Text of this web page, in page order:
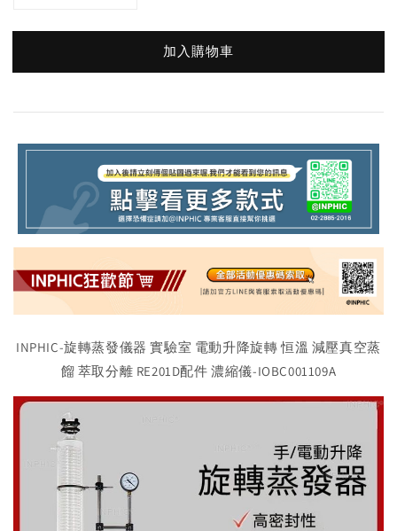
加入購物車
INPHIC-旋轉蒸發儀器 實驗室 電動升降旋轉 恒溫 減壓真空蒸
餾 萃取分離 RE201D配件 濃縮儀-IOBC001109A